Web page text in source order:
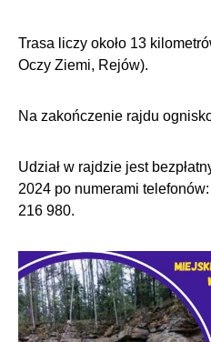
Trasa liczy około 13
Oczy Ziemi, Rejów).
Na zakończenie rajdu
Udział w rajdzie jest
2024 po numerami
216 980.